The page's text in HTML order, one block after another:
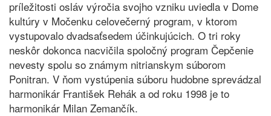
príležitosti osláv výročia svojho vzniku uviedla v Dome
kultúry v Močenku celovečerný program, v ktorom
vystupovalo dvadsaťsedem účinkujúcich. O tri roky
neskôr dokonca nacvičila spoločný program Čepčenie
nevesty spolu so známym nitrianskym súborom
Ponitran. V ňom vystúpenia súboru hudobne sprevádzal
harmonikár František Rehák a od roku 1998 je to
harmonikár Milan Zemančík.